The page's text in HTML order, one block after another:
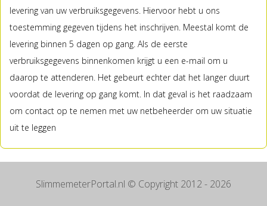
levering van uw verbruiksgegevens. Hiervoor hebt u ons
toestemming gegeven tijdens het inschrijven. Meestal komt de
levering binnen 5 dagen op gang. Als de eerste
verbruiksgegevens binnenkomen krijgt u een e-mail om u
daarop te attenderen. Het gebeurt echter dat het langer duurt
voordat de levering op gang komt. In dat geval is het raadzaam
om contact op te nemen met uw netbeheerder om uw situatie
uit te leggen
SlimmemeterPortal.nl © Copyright 2012 - 2026